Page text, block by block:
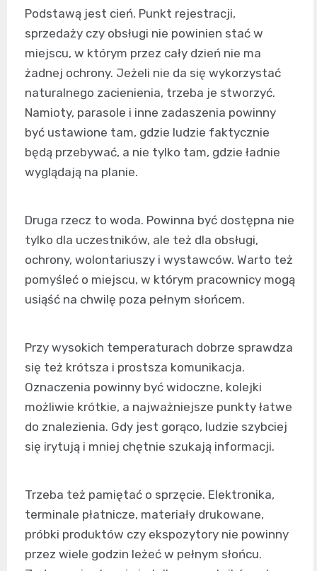
Podstawą jest cień. Punkt rejestracji,
sprzedaży czy obsługi nie powinien stać w
miejscu, w którym przez cały dzień nie ma
żadnej ochrony. Jeżeli nie da się wykorzystać
naturalnego zacienienia, trzeba je stworzyć.
Namioty, parasole i inne zadaszenia powinny
być ustawione tam, gdzie ludzie faktycznie
będą przebywać, a nie tylko tam, gdzie ładnie
wyglądają na planie.
Druga rzecz to woda. Powinna być dostępna nie
tylko dla uczestników, ale też dla obsługi,
ochrony, wolontariuszy i wystawców. Warto też
pomyśleć o miejscu, w którym pracownicy mogą
usiąść na chwilę poza pełnym słońcem.
Przy wysokich temperaturach dobrze sprawdza
się też krótsza i prostsza komunikacja.
Oznaczenia powinny być widoczne, kolejki
możliwie krótkie, a najważniejsze punkty łatwe
do znalezienia. Gdy jest gorąco, ludzie szybciej
się irytują i mniej chętnie szukają informacji.
Trzeba też pamiętać o sprzęcie. Elektronika,
terminale płatnicze, materiały drukowane,
próbki produktów czy ekspozytory nie powinny
przez wiele godzin leżeć w pełnym słońcu.